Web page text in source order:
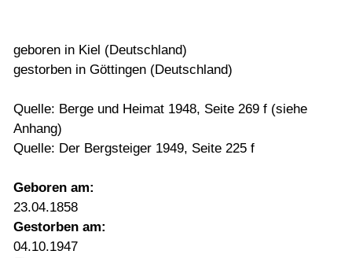
geboren in Kiel (Deutschland)
gestorben in Göttingen (Deutschland)
Quelle: Berge und Heimat 1948, Seite 269 f (siehe
Anhang)
Quelle: Der Bergsteiger 1949, Seite 225 f
Geboren am:
23.04.1858
Gestorben am:
04.10.1947